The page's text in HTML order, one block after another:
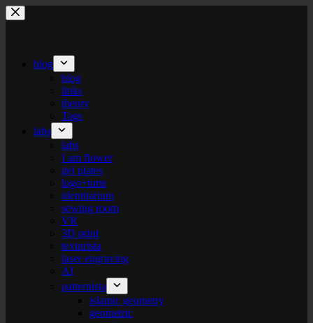
Skip
to
blog
blog
links
theory
Tags
labs
labs
I am flower
gel plates
logo+turte
identitarium
sewing room
VR
3D print
texturista
laser engraving
AI
patternista
islamic geometry
geometric